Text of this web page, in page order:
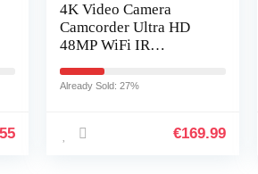
4K Video Camera
Camcorder Ultra HD
48MP WiFi IR
Camera voor YouTube,
Touch Screen Camera
Already Sold: 27%
€169.99